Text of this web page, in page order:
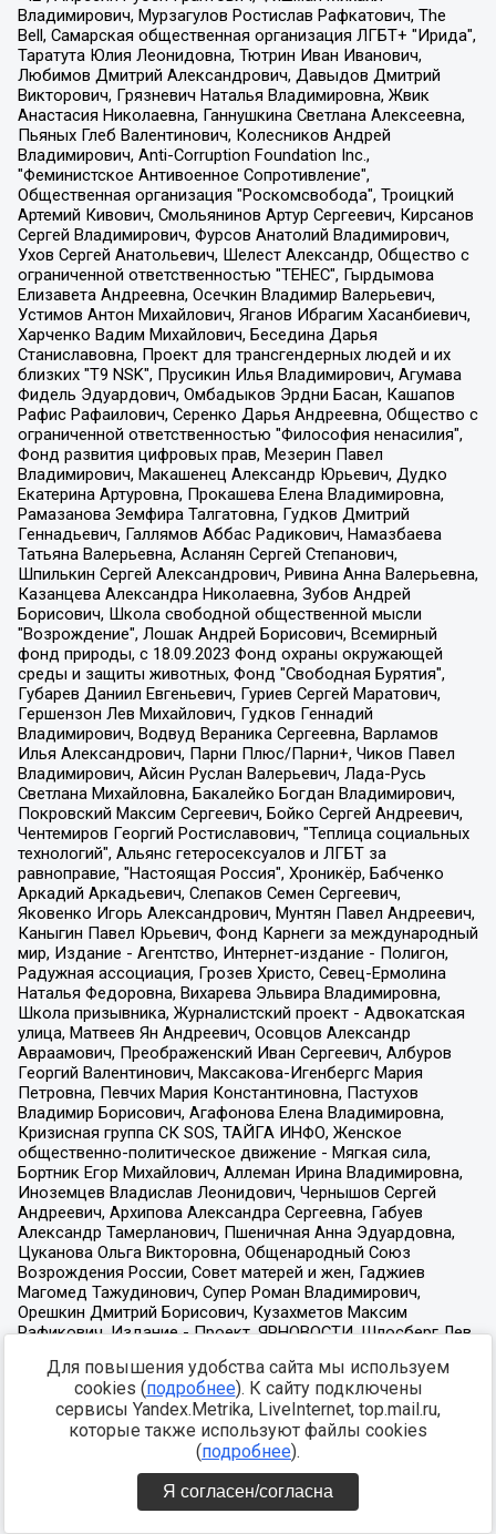
Для повышения удобства сайта мы используем
cookies (подробнее). К сайту подключены
сервисы Yandex.Metrika, LiveInternet, top.mail.ru,
которые также используют файлы cookies
(подробнее).
Я согласен/согласна